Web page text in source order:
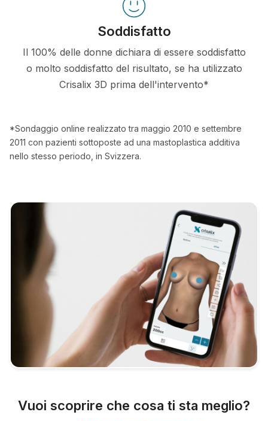
Soddisfatto
Il 100% delle donne dichiara di essere soddisfatto
o molto soddisfatto del risultato, se ha utilizzato
Crisalix 3D prima dell'intervento*
*Sondaggio online realizzato tra maggio 2010 e settembre
2011 con pazienti sottoposte ad una mastoplastica additiva
nello stesso periodo, in Svizzera.
Vuoi scoprire che cosa ti sta meglio?